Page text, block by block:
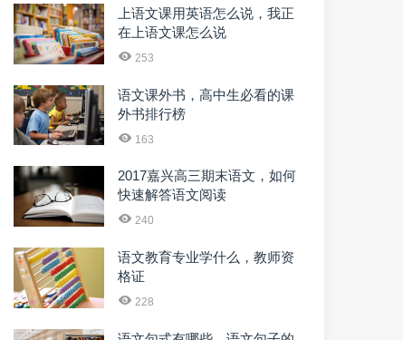
上语文课用英语怎么说，我正
在上语文课怎么说
253
语文课外书，高中生必看的课
外书排行榜
163
2017嘉兴高三期末语文，如何
快速解答语文阅读
240
语文教育专业学什么，教师资
格证
228